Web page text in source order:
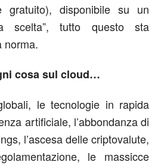
gratuito), disponibile su un
scelta”, tutto questo sta
norma.
cosa sul cloud…
le tecnologie in rapida
artificiale, l’abbondanza di
l’ascesa delle criptovalute,
le massicce